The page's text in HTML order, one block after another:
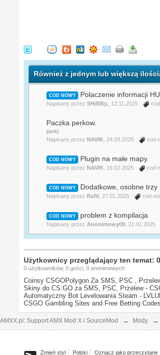
Również z jednym lub większą
COD NOWY Polaczenie informacji
Napisany przezSHiBBy. , 12.11.2025
Paczka perkow.
perki
Napisany przez NAVIK , 24.03.2025 cod
COD NOWY Plugin na małe mapy.
Napisany przez NAVIK , 16.02.2025 cod
COD NOWY Dodatkowe, osobne trzy
Napisany przez Rafii , 27.01.2025 cod
COD NOWY problem z kompilacja
Napisany przez Anonimowy09 , 21.01.2025
Użytkownicy przeglądający ten temat: 0
0 użytkowników, 0 gości, 0 anonimowych
Coinsy CSGOPolygon Za SMS, PSC ,
Skiny do CS:GO za SMS, PSC, Przelew -
Automatyczny Bot Levelowania Steam -
CSGO Gambling Sites and Free Betting
AMXX.pl: Support AMX Mod X i SourceMod → Mody →
Zmień styl Polski Oznacz jako przeczytane